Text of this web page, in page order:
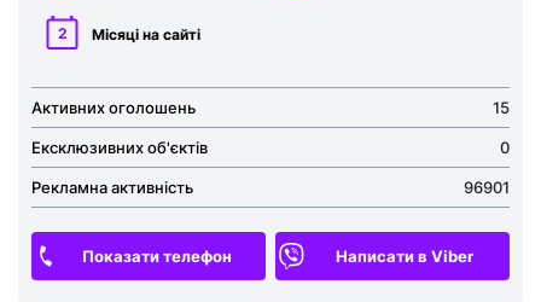
2 Місяці на сайті
Активних оголошень 15
Ексклюзивних об'єктів 0
Рекламна активність 96901
Показати телефон Написати в Viber